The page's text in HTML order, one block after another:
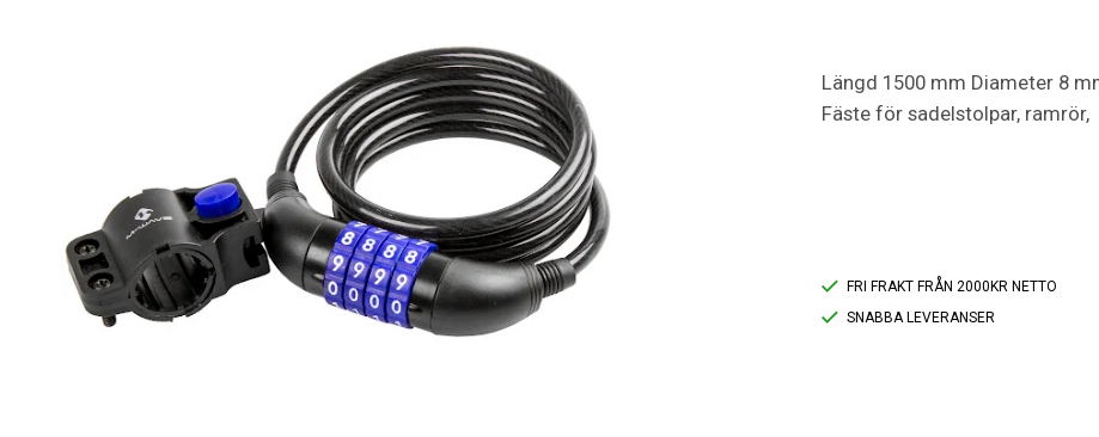
Längd 1500 mm Diameter 8
Fäste för sadelstolpar, ramrör,
FRI FRAKT FRÅN 2000KR NETTO
SNABBA LEVERANSER